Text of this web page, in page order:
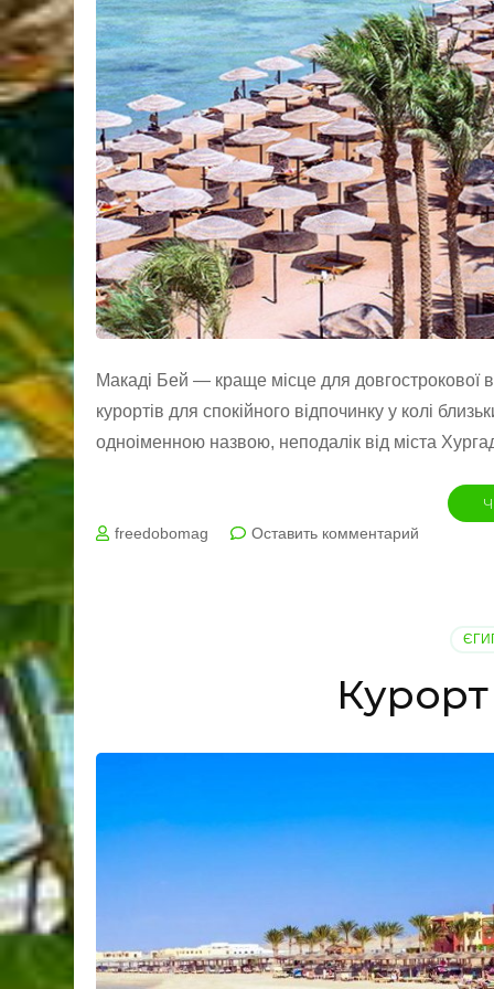
Макаді Бей — краще місце для довгострокової
курортів для спокійного відпочинку у колі
одноіменною назвою, неподалік від міста
freedobomag
Оставить комментарий